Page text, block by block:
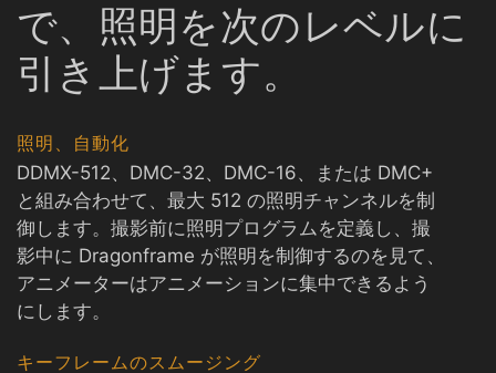
で、照明を次のレベルに
引き上げます。
照明、自動化
DDMX-512、DMC-32、DMC-16、または DMC+
と組み合わせて、最大 512 の照明チャンネルを制
御します。撮影前に照明プログラムを定義し、撮
影中に Dragonframe が照明を制御するのを見て、
アニメーターはアニメーションに集中できるよう
にします。
キーフレームのスムージング